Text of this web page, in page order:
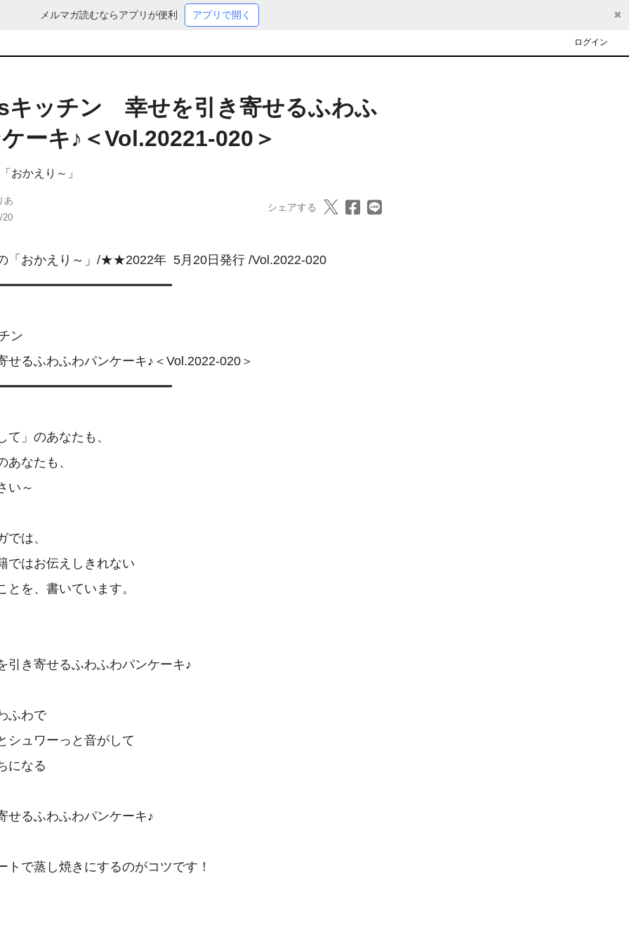
メルマガ読むならアプリが便利 アプリで開く ✖
ログイン
キッチン 幸せを引き寄せるふわふ
ーキ♪＜Vol.20221-020＞
おかえり～」
あ
20
シェアする
「おかえり～」/★★2022年  5月20日発行 /Vol.2022-020
ン
せるふわふわパンケーキ♪＜Vol.2022-020＞
て」のあなたも、
あなたも、
い～
では、
ではお伝えしきれない
とを、書いています。
引き寄せるふわふわパンケーキ♪
ふわで
シュワーっと音がして
になる
せるふわふわパンケーキ♪
トで蒸し焼きにするのがコツです！